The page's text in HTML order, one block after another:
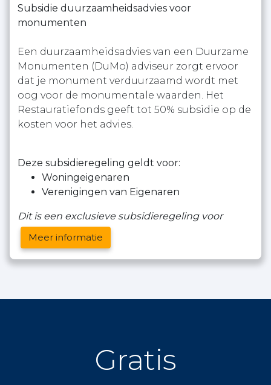
Subsidie duurzaamheidsadvies voor
monumenten
Een duurzaamheidsadvies van een Duurzame
Monumenten (DuMo) adviseur zorgt ervoor
dat je monument verduurzaamd wordt met
oog voor de monumentale waarden. Het
Restauratiefonds geeft tot 50% subsidie op de
kosten voor het advies.
Deze subsidieregeling geldt voor:
Woningeigenaren
Verenigingen van Eigenaren
Dit is een exclusieve subsidieregeling voor
Meer informatie
Gratis